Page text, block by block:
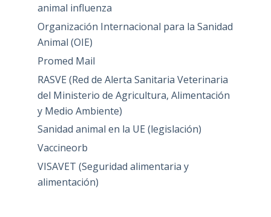
animal influenza
Organización Internacional para la Sanidad
Animal (OIE)
Promed Mail
RASVE (Red de Alerta Sanitaria Veterinaria
del Ministerio de Agricultura, Alimentación
y Medio Ambiente)
Sanidad animal en la UE (legislación)
Vaccineorb
VISAVET (Seguridad alimentaria y
alimentación)